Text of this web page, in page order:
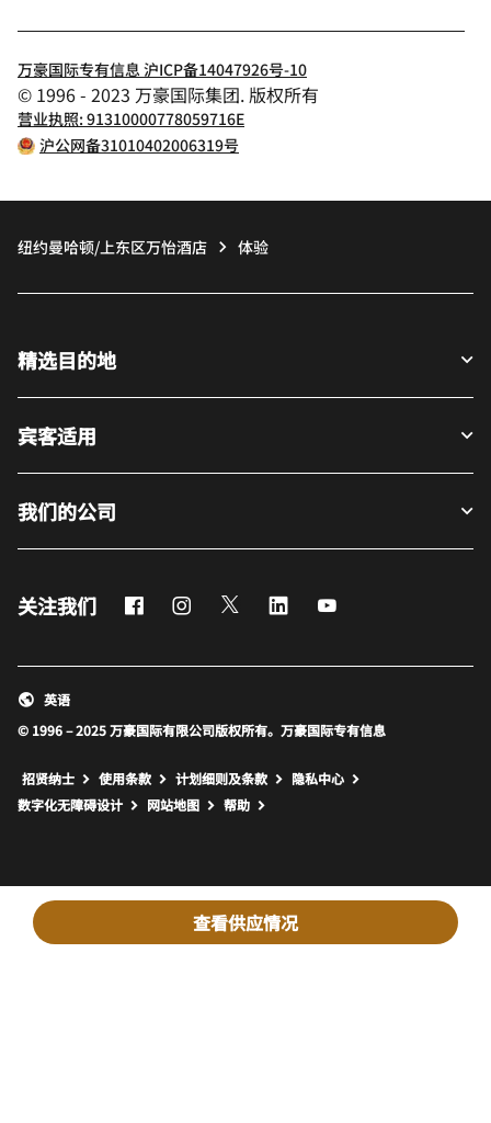
查看供应情况
万豪国际专有信息 沪ICP备14047926号-10
© 1996 - 2023 万豪国际集团. 版权所有
营业执照: 91310000778059716E
沪公网备31010402006319号
纽约曼哈顿/上东区万怡酒店 体验
精选目的地
宾客适用
我们的公司
关注我们 FacebookInstagram
Twitter LinkedIn
© 1996 – 2025 万豪国际有限公司版权所有。万豪国际专有信息
英语
招贤纳士 使用条款 计划细则及条款
隐私中心
数字化无障碍设计
网站地图 打开新窗口
帮助